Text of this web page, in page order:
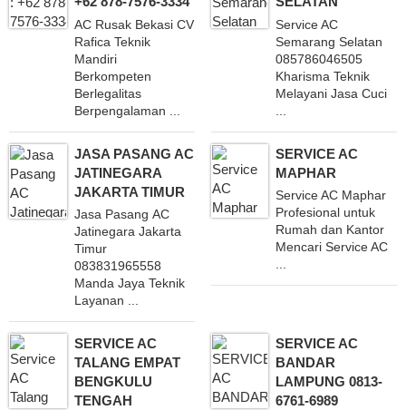
AC Rusak Bekasi CV
Rafica Teknik
Mandiri
Berkompeten
Berlegalitas
Berpengalaman ...
Service AC
Semarang Selatan
085786046505
Kharisma Teknik
Melayani Jasa Cuci
JASA PASANG AC
JATINEGARA
JAKARTA TIMUR
Jasa Pasang AC
Jatinegara Jakarta
Timur
083831965558
Manda Jaya Teknik
Layanan ...
SERVICE AC
MAPHAR
Service AC Maphar
Profesional untuk
Rumah dan Kantor
Mencari Service AC
...
SERVICE AC
TALANG EMPAT
BENGKULU
TENGAH
SERVICE AC
BANDAR
LAMPUNG 0813-
6761-6989